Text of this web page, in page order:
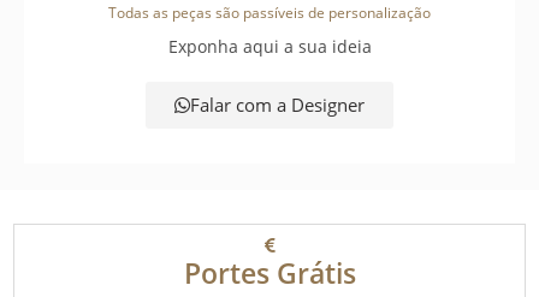
Todas as peças são passíveis de personalização
Exponha aqui a sua ideia
Falar com a Designer
Portes Grátis